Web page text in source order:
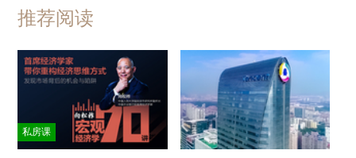
推荐阅读
私房课